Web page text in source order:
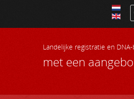
Landelijke registratie en
met een